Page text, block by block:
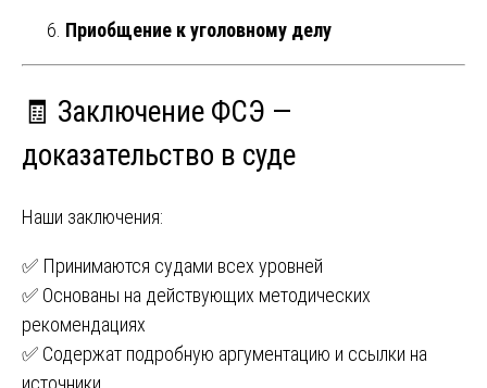
Приобщение к уголовному делу
🧾 Заключение ФСЭ —
доказательство в суде
Наши заключения:
✅ Принимаются судами всех уровней
✅ Основаны на действующих методических
рекомендациях
✅ Содержат подробную аргументацию и ссылки на
источники